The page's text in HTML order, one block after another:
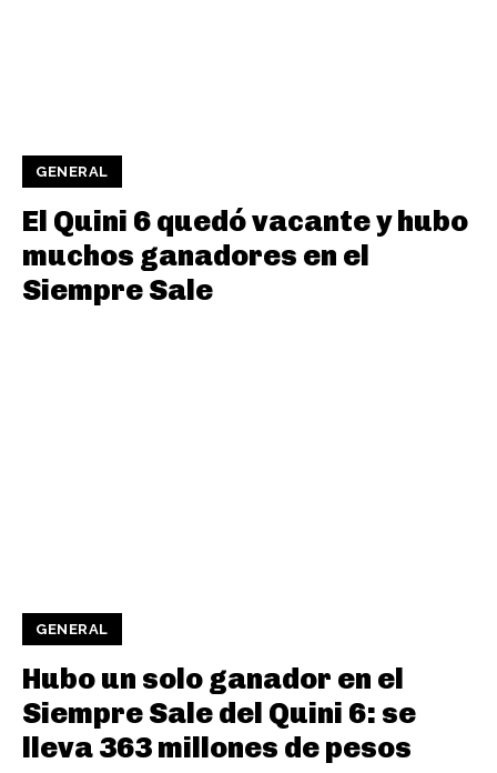
GENERAL
El Quini 6 quedó vacante y hubo
muchos ganadores en el
Siempre Sale
GENERAL
Hubo un solo ganador en el
Siempre Sale del Quini 6: se
lleva 363 millones de pesos